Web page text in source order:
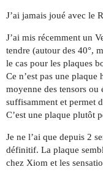
J’ai jamais joué avec le
J’ai mis récemment un
tendre (autour des 40°,
le cas pour les plaques
Ce n’est pas une
moyenne des tensors ou
suffisamment et permet
C’est une plaque plutôt
Je ne l’ai que depuis 2
définitif. La plaque
chez Xiom et les